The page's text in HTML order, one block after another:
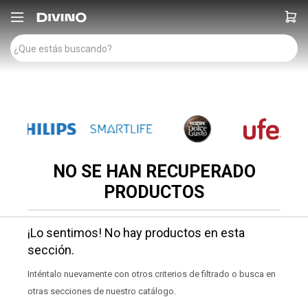

NO SE HAN RECUPERADO
PRODUCTOS
¡Lo sentimos! No hay productos en esta
sección.
Inténtalo nuevamente con otros criterios de filtrado o busca en
otras secciones de nuestro catálogo.